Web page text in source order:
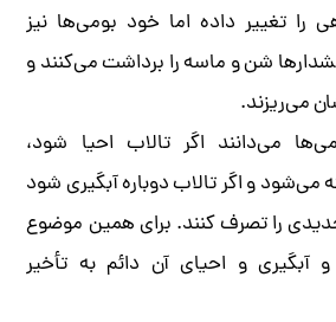
تغییر داده اما خود بومی‌ها نیز
شن و ماسه را برداشت می‌کنند و
می‌ریزند.
می‌دانند اگر تالاب احیا شود،
و اگر تالاب دوباره آبگیری شود
را تصرف کنند. برای همین موضوع
آبگیری و احیای آن دائم به تأخیر